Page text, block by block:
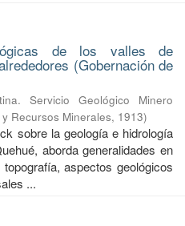
de los valles de
(Gobernación de
Servicio Geológico Minero
Recursos Minerales, 1913)
sobre la geología e hidrología
aborda generalidades en
aspectos geológicos
...